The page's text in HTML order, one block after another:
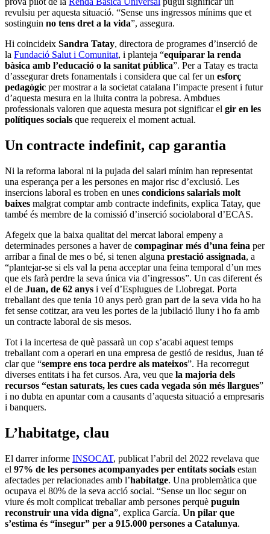
revulsiu per aquesta situació. “Sense uns ingressos mínims que et
sostinguin no tens dret a la vida”, assegura.
Hi coincideix Sandra Tatay, directora de programes d’inserció de
la Fundació Salut i Comunitat, i planteja “equiparar la renda
bàsica amb l’educació o la sanitat pública”. Per a Tatay es tracta
d’assegurar drets fonamentals i considera que cal fer un esforç
pedagògic per mostrar a la societat catalana l’impacte present i futur
d’aquesta mesura en la lluita contra la pobresa. Ambdues
professionals valoren que aquesta mesura pot significar el gir en les
polítiques socials que requereix el moment actual.
Un contracte indefinit, cap garantia
Ni la reforma laboral ni la pujada del salari mínim han representat
una esperança per a les persones en major risc d’exclusió. Les
insercions laboral es troben en unes condicions salarials molt
baixes malgrat comptar amb contracte indefinits, explica Tatay, que
també és membre de la comissió d’inserció sociolaboral d’ECAS.
Afegeix que la baixa qualitat del mercat laboral empeny a
determinades persones a haver de compaginar més d’una feina per
arribar a final de mes o bé, si tenen alguna prestació assignada, a
“plantejar-se si els val la pena acceptar una feina temporal d’un mes
que els farà perdre la seva única via d’ingressos”. Un cas diferent és
el de Juan, de 62 anys i veí d’Esplugues de Llobregat. Porta
treballant des que tenia 10 anys però gran part de la seva vida ho ha
fet sense cotitzar, ara veu les portes de la jubilació lluny i ho fa amb
un contracte laboral de sis mesos.
Tot i la incertesa de què passarà un cop s’acabi aquest temps
treballant com a operari en una empresa de gestió de residus, Juan té
clar que “sempre ens toca perdre als mateixos”. Ha recorregut
diverses entitats i ha fet cursos. Ara, veu que la majoria dels
recursos “estan saturats, les cues cada vegada són més llargues”
i no dubta en apuntar com a causants d’aquesta situació a empresaris
i banquers.
L’habitatge, clau
El darrer informe INSOCAT, publicat l’abril del 2022 revelava que
el 97% de les persones acompanyades per entitats socials estan
afectades per relacionades amb l’habitatge. Una problemàtica que
ocupava el 80% de la seva acció social. “Sense un lloc segur on
viure és molt complicat treballar amb persones perquè puguin
reconstruir una vida digna”, explica García. Un pilar que
s’estima és “insegur” per a 915.000 persones a Catalunya.